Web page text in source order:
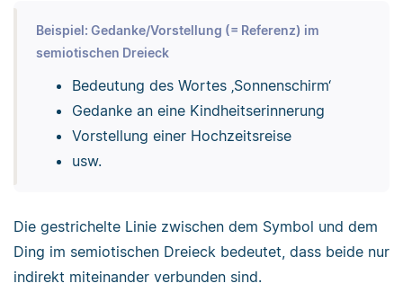
Beispiel: Gedanke/Vorstellung (= Referenz) im
semiotischen Dreieck
Bedeutung des Wortes ‚Sonnenschirm‘
Gedanke an eine Kindheitserinnerung
Vorstellung einer Hochzeitsreise
usw.
Die gestrichelte Linie zwischen dem Symbol und dem
Ding im semiotischen Dreieck bedeutet, dass beide nur
indirekt miteinander verbunden sind.